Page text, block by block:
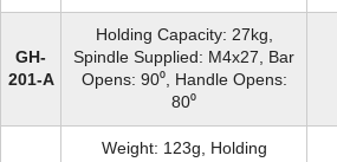
GH-
201-A
Holding Capacity: 27kg,
Spindle Supplied: M4x27, Bar
Opens: 90⁰, Handle Opens:
80⁰
Weight: 123g, Holding